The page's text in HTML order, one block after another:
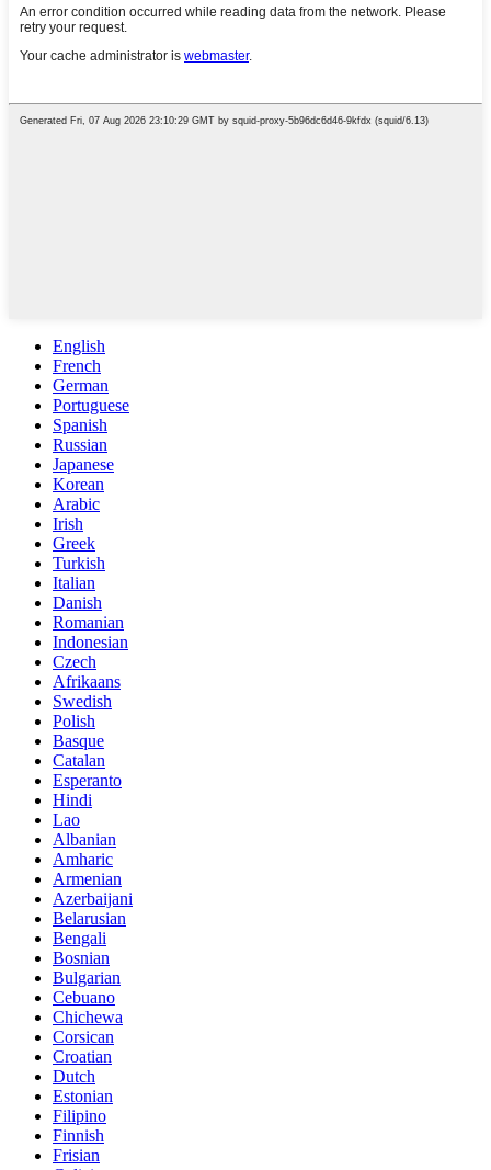
English
French
German
Portuguese
Spanish
Russian
Japanese
Korean
Arabic
Irish
Greek
Turkish
Italian
Danish
Romanian
Indonesian
Czech
Afrikaans
Swedish
Polish
Basque
Catalan
Esperanto
Hindi
Lao
Albanian
Amharic
Armenian
Azerbaijani
Belarusian
Bengali
Bosnian
Bulgarian
Cebuano
Chichewa
Corsican
Croatian
Dutch
Estonian
Filipino
Finnish
Frisian